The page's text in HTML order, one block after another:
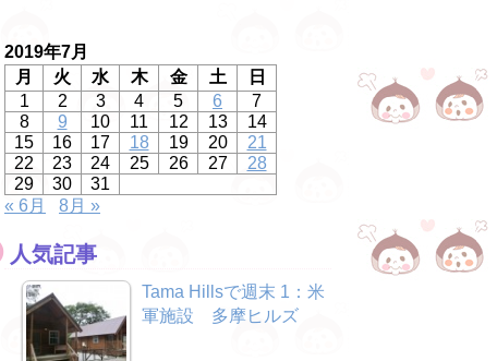
2019年7月
月
火 水 木 金 土
日
1
2 3 4 5 6
7
8
9 10 11 12 13
14
15
16 17 18 19 20
21
22
23 24 25 26 27
28
29
30
31
« 6月
8月 »
人気記事
Tama Hillsで週末 1：米
軍施設 多摩ヒルズ